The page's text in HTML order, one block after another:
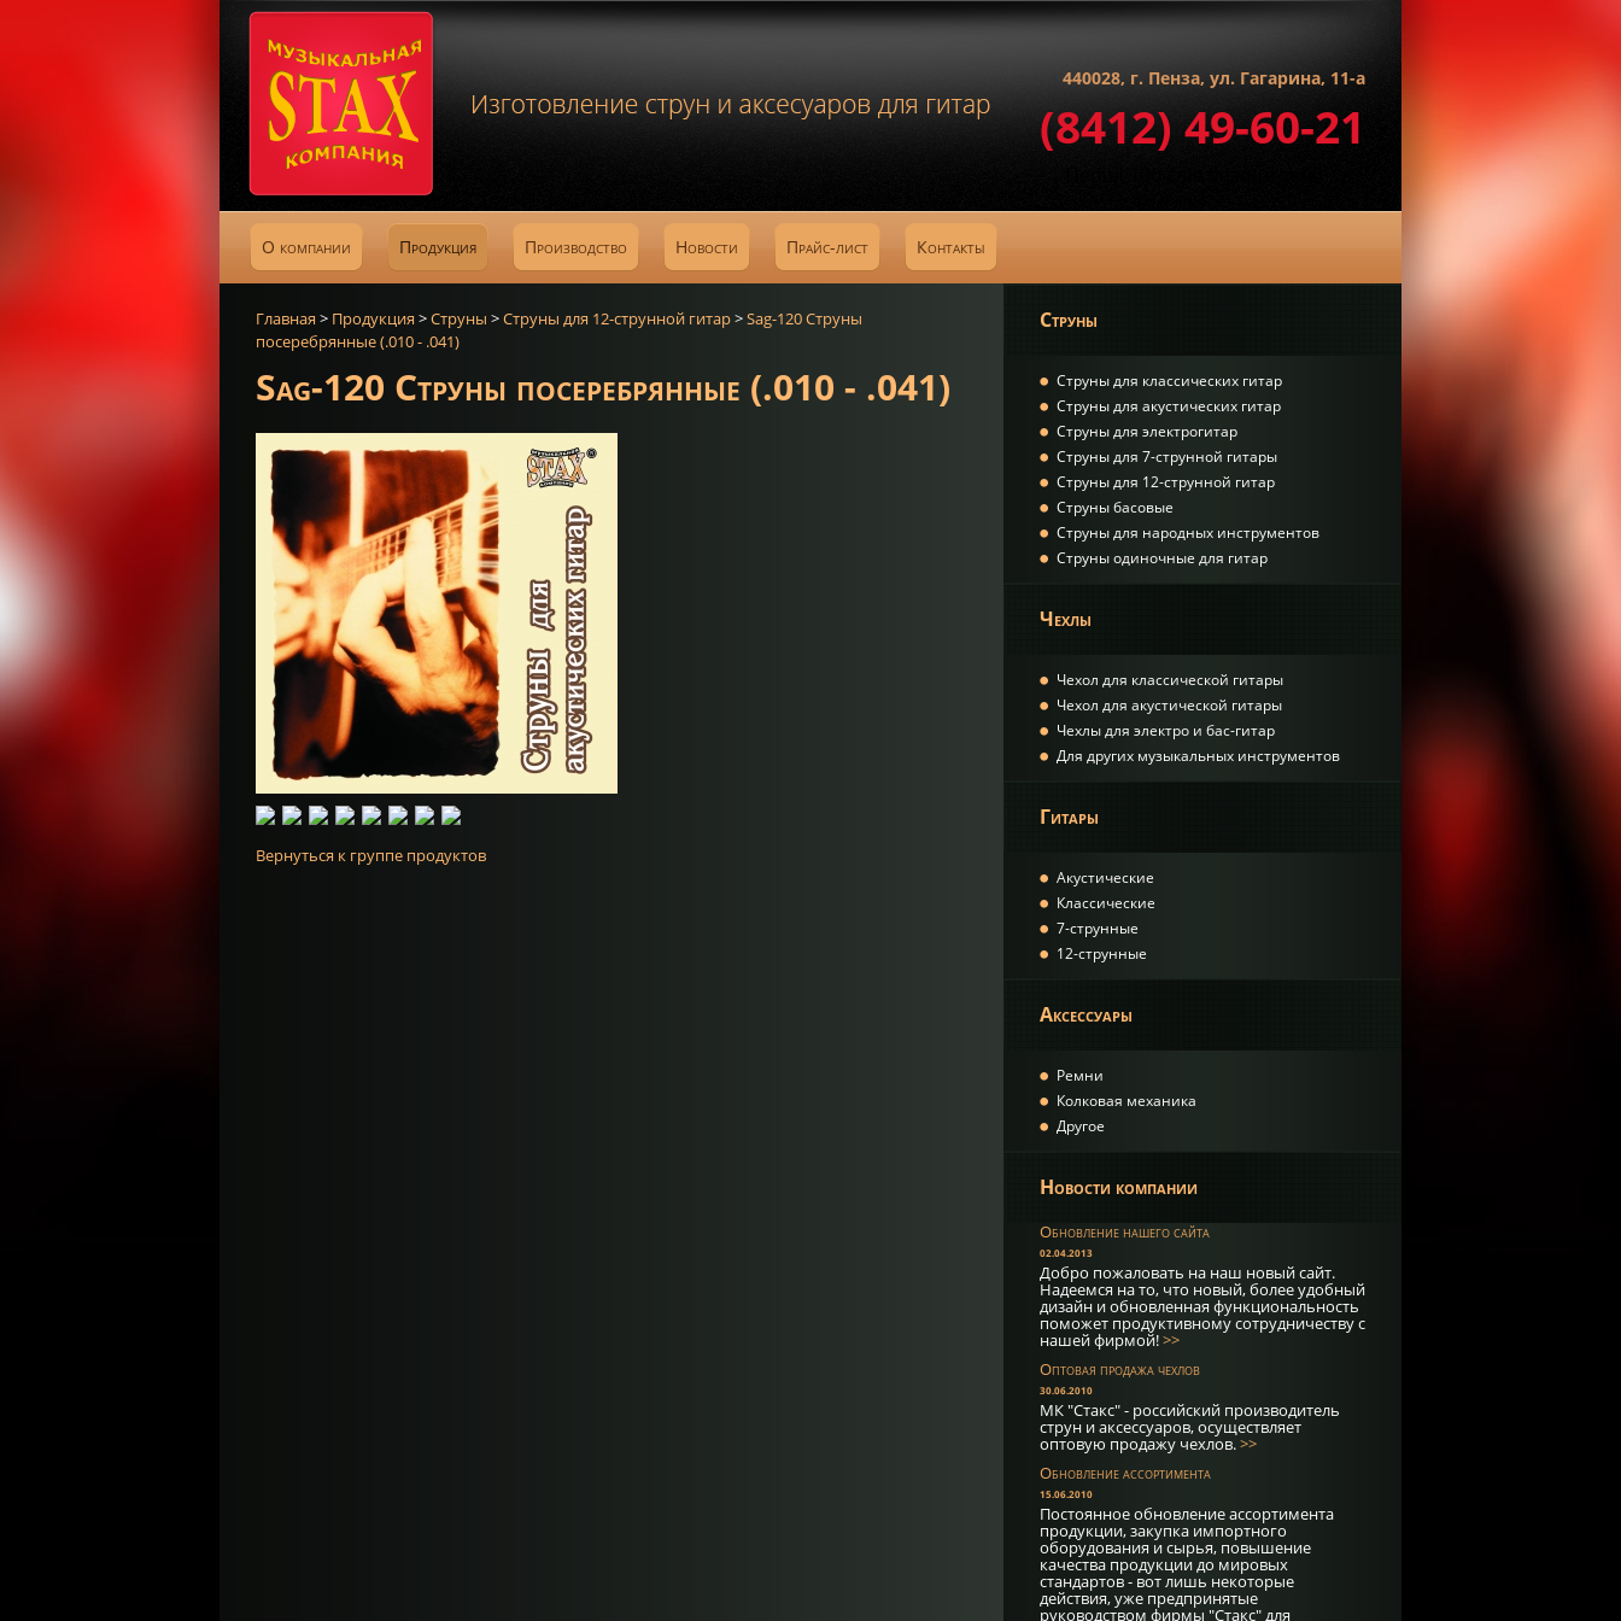
440028, г. Пенза, ул. Гагарина, 11-а
(8412) 49-60-21
О компании Продукция Производство Новости Прайс-лист Контакты
Главная > Продукция >Струны >Струны для 12-струнной гитар>Sag-120 Струны
посеребрянные (.010 - .041)
Sag-120 Струны посеребрянные (.010 - .041)
Вернуться к группе продуктов
Струны
Струны для классических гитар
Струны для акустических гитар
Струны для электрогитар
Струны для 7-струнной гитары
Струны для 12-струнной гитар
Струны басовые
Струны для народных инструментов
Струны одиночные для гитар
Чехлы
Чехол для классической гитары
Чехол для акустической гитары
Чехлы для электро и бас-гитар
Для других музыкальных инструментов
Гитары
Акустические
Классические
7-струнные
12-струнные
Аксессуары
Ремни
Колковая механика
Другое
Новости компании
Обновление нашего сайта
02.04.2013
Добро пожаловать на наш новый сайт.
Надеемся на то, что новый, более удобный
дизайн и обновленная функциональность
поможет продуктивному сотрудничеству с
нашей фирмой!>>
Оптовая продажа чехлов
30.06.2010
МК "Стакс" - российский производитель
струн и аксессуаров, осуществляет
оптовую продажу чехлов.>>
Обновление ассортимента
15.06.2010
Постоянное обновление ассортимента
продукции, закупка импортного
оборудования и сырья, повышение
качества продукции до мировых
стандартов - вот лишь некоторые
действия, уже предпринятые
руководством фирмы "Стакс" для